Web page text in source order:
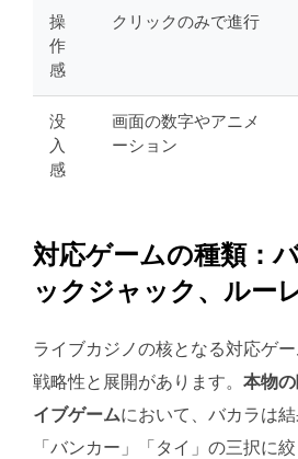
操
作
感
クリックのみで進行
没
入
感
画面の数字やアニメ
ーション
対応ゲームの種類：
ックジャック、ルー
ライブカジノの核となる対応ゲ
戦略性と展開があります。 本物
イブゲームにおいて、バカラは
「バンカー」「タイ」の三択に